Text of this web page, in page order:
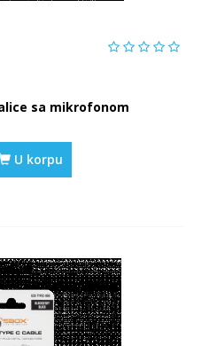
sa mikrofonom
U korpu